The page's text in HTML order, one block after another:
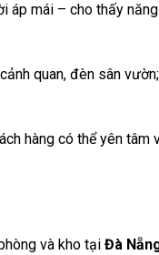
áp mái – cho thấy
quan, đèn sân
hàng có thể yên tâm
và kho tại Đà